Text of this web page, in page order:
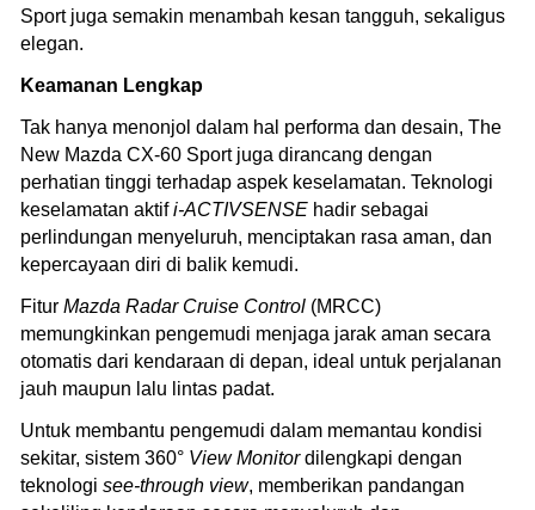
Sport juga semakin menambah kesan tangguh, sekaligus
elegan.
Keamanan Lengkap
Tak hanya menonjol dalam hal performa dan desain, The
New Mazda CX-60 Sport juga dirancang dengan
perhatian tinggi terhadap aspek keselamatan. Teknologi
keselamatan aktifi-ACTIVSENSE hadir sebagai
perlindungan menyeluruh, menciptakan rasa aman, dan
kepercayaan diri di balik kemudi.
Fitur Mazda Radar Cruise Control (MRCC)
memungkinkan pengemudi menjaga jarak aman secara
otomatis dari kendaraan di depan, ideal untuk perjalanan
jauh maupun lalu lintas padat.
Untuk membantu pengemudi dalam memantau kondisi
sekitar, sistem 360° View Monitordilengkapi dengan
teknologi see-through view, memberikan pandangan